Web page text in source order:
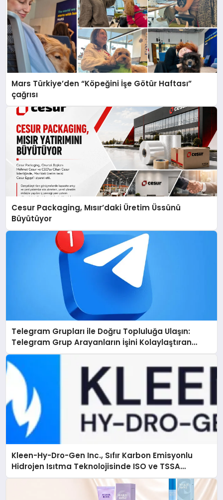
Mars Türkiye’den “Köpeğini İşe Götür Haftası”
çağrısı
Cesur Packaging, Mısır’daki Üretim Üssünü
Büyütüyor
Telegram Grupları ile Doğru Topluluğa Ulaşın:
Telegram Grup Arayanların İşini Kolaylaştıran
Çözüm
Kleen-Hy-Dro-Gen Inc., Sıfır Karbon Emisyonlu
Hidrojen Isıtma Teknolojisinde ISO ve TSSA
Düzenleyici Onaylarını Aldı